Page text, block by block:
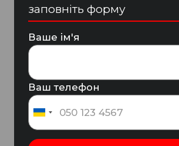
заповніть форму
Ваше ім'я
Ваш телефон